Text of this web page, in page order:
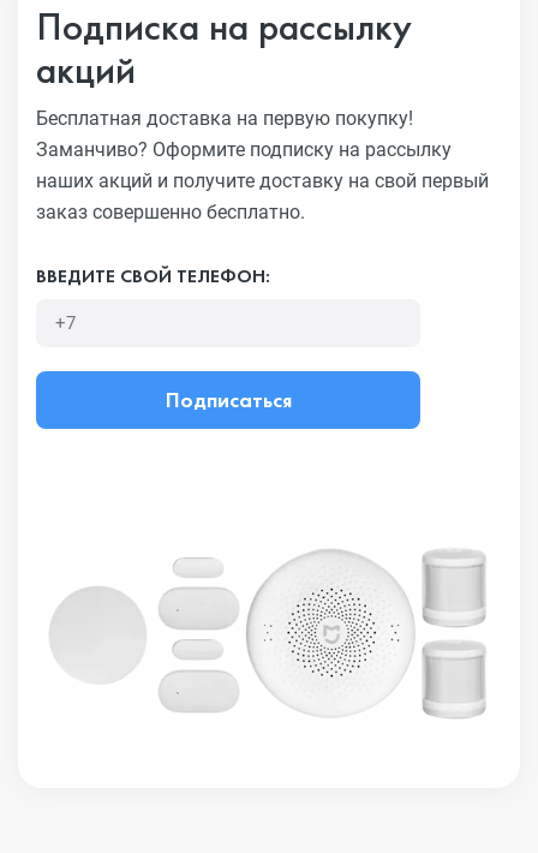
Подписка на рассылку
акций
Бесплатная доставка на первую покупку!
Заманчиво? Оформите подписку на рассылку
наших акций и получите доставку на свой первый
заказ совершенно бесплатно.
ВВЕДИТЕ СВОЙ ТЕЛЕФОН:
Подписаться